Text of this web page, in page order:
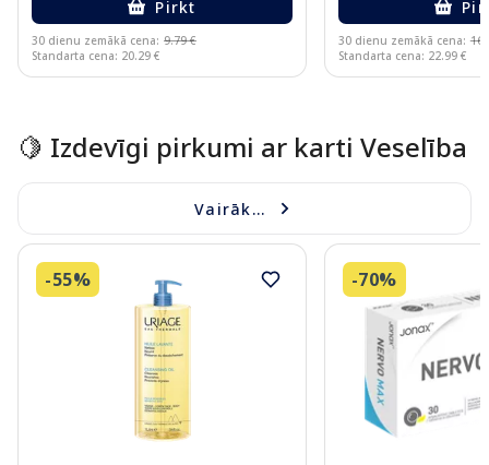
Pirkt
30 dienu zemākā cena: 9.79 €
Standarta cena: 20.29 €
30 dienu zemākā cena:
Standarta cena: 22.99 €
🍋 Izdevīgi pirkumi ar karti Veselība
Vairāk...
-55% -70%